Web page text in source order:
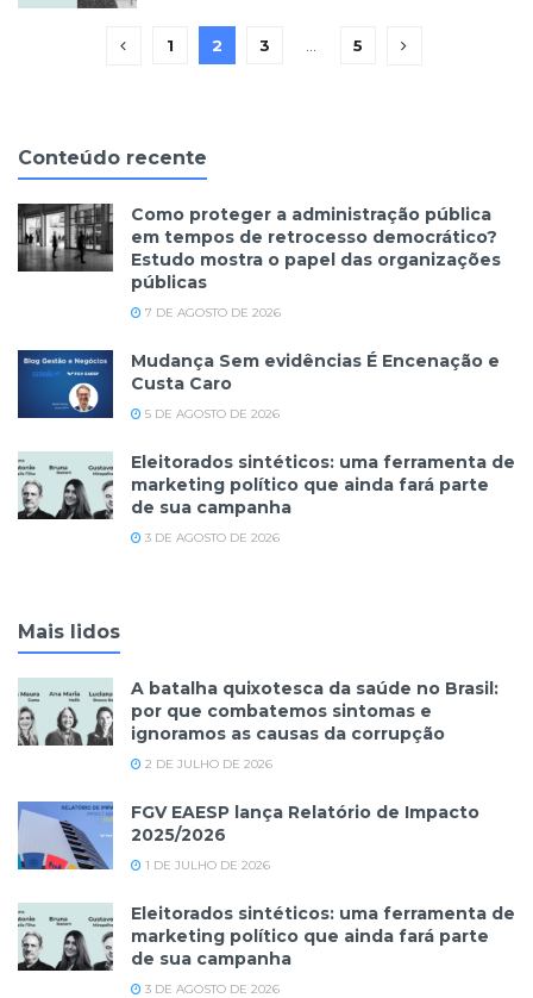
1 2 3 5
Conteúdo recente
Como proteger a administração pública
em tempos de retrocesso democrático?
Estudo mostra o papel das organizações
públicas
7 DE AGOSTO DE 2026
Mudança Sem evidências É Encenação e
Custa Caro
5 DE AGOSTO DE 2026
Eleitorados sintéticos: uma ferramenta de
marketing político que ainda fará parte
de sua campanha
3 DE AGOSTO DE 2026
Mais lidos
A batalha quixotesca da saúde no Brasil:
por que combatemos sintomas e
ignoramos as causas da corrupção
2 DE JULHO DE 2026
FGV EAESP lança Relatório de Impacto
2025/2026
1 DE JULHO DE 2026
Eleitorados sintéticos: uma ferramenta de
marketing político que ainda fará parte
de sua campanha
3 DE AGOSTO DE 2026